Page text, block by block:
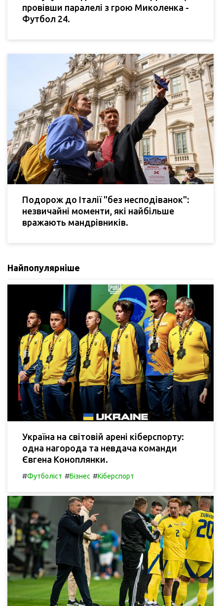
провівши паралелі з грою Миколенка -
Футбол 24.
Подорож до Італії "без несподіванок":
незвичайні моменти, які найбільше
вражають мандрівників.
Найпопулярніше
Україна на світовій арені кіберспорту:
одна нагорода та невдача команди
Євгена Коноплянки.
#Футболіст #Бізнес #Кіберспорт